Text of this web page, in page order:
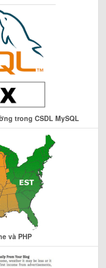
trong CSDL MySQL
và PHP